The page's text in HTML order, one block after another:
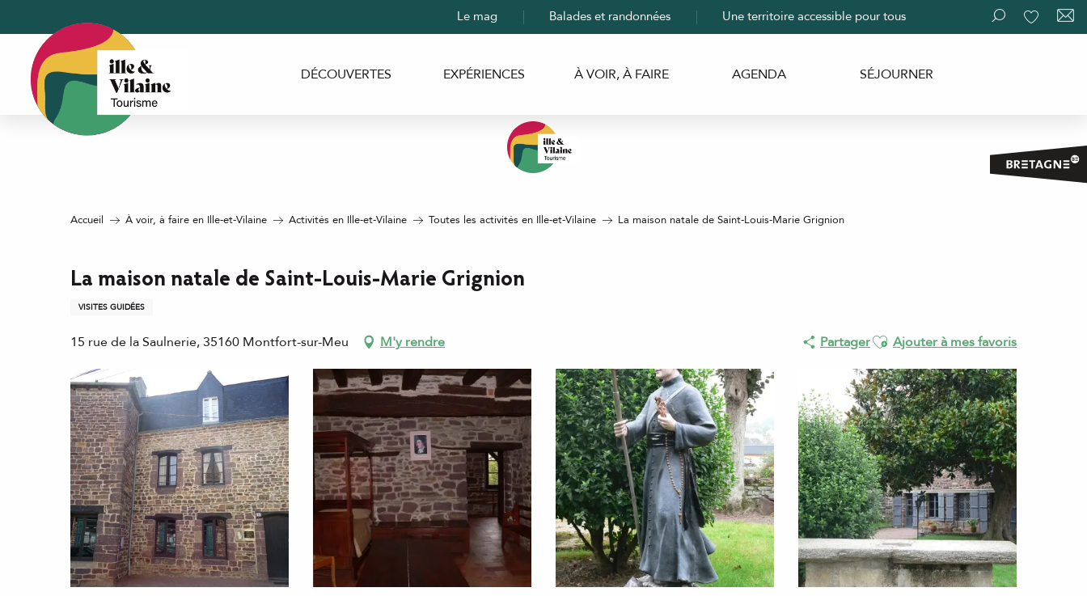
contenu
principal
Recherche
Le mag Balades et randonnées Une territoire accessible pour tous
DÉCOUVERTES EXPÉRIENCES À VOIR, À FAIRE AGENDA SÉJOURNER
Accueil À voir, à faire en Ille-et-Vilaine Activités en Ille-et-Vilaine Toutes les activités en Ille-et-Vilaine La maison natale de Saint-Louis-Marie Grignion
La maison natale de Saint-Louis-Marie Grignion
VISITES GUIDÉES
15 rue de la Saulnerie, 35160 Montfort-sur-Meu M'y rendre PartagerAjouter aux favoris
Ajouter à mes favoris